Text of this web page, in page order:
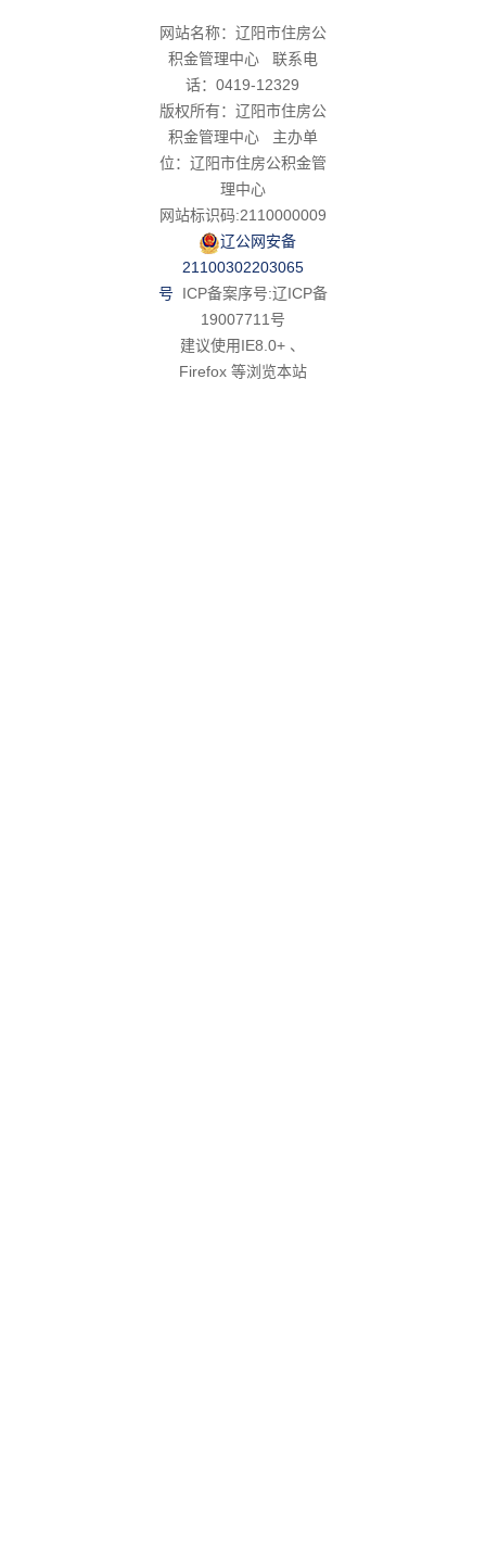
网站名称：辽阳市住房公
积金管理中心 联系电
话：0419-12329
版权所有：辽阳市住房公
积金管理中心 主办单
位：辽阳市住房公积金管
理中心
网站标识码:2110000009
辽公网安备
21100302203065
号
ICP备案序号:辽ICP备
19007711号
建议使用IE8.0+ 、
Firefox 等浏览本站